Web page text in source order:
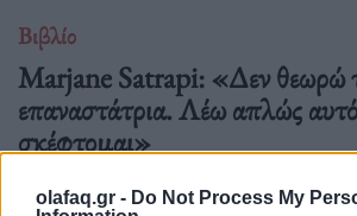
olafaq.gr - Do Not Process My
Βιβλίο
Marjane Satrapi: «Δεν θεωρώ
επαναστάτρια. Λέω απλώς
σκέφτομαι»
04.06.26